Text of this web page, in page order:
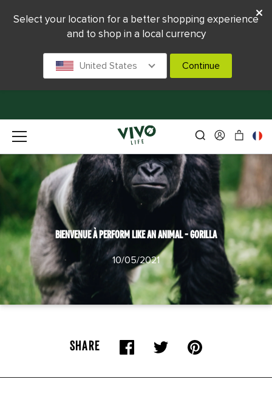
BIENVENUE À PERFORM LIKE AN ANIMAL - GORILLA
10/05/2021
SHARE
Select your location for a better shopping experience
and to shop in a local currency
United States Continue